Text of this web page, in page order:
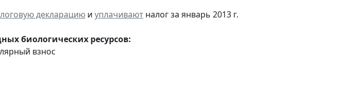
декларацию и уплачивают налог за январь 2013 г.
биологических ресурсов:
взнос